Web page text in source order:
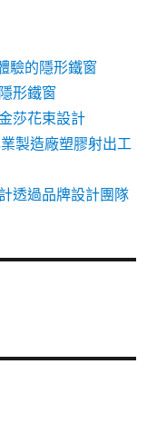
驗的隱形鐵窗
形鐵窗
莎花束設計
製造廠塑膠射出工
透過品牌設計團隊